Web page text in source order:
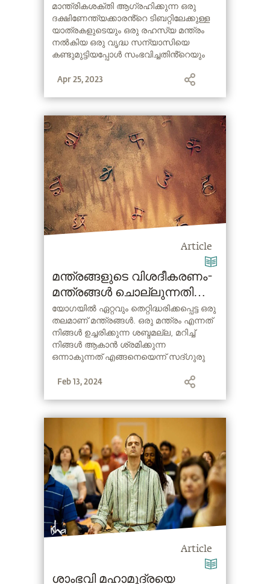
Funny Story of a Man who
learnt a secret mantra
മാന്ത്രികശക്തി ആഗ്രഹിക്കുന്ന ഒരു
ദക്ഷിണേന്ത്യക്കാരൻ്റെ ടിബറ്റിലേക്കുള്ള
യാത്രകളുടെയും ഒരു രഹസ്യ മന്ത്രം
നൽകിയ ഒരു വൃദ്ധ സന്യാസിയെ
കണ്ടുമുട്ടിയപ്പോൾ സംഭവിച്ചതിൻ്റെയും
Apr 25, 2023
Article
മന്ത്രങ്ങളുടെ വിശദീകരണം-
മന്ത്രങ്ങൾ ചൊല്ലുന്നതിന്റെ
ഗുണങ്ങളും അതിനു
പിന്നിലെ ശാസ്ത്രവും
യോഗയിൽ ഏറ്റവും തെറ്റിദ്ധരിക്കപ്പെട്ട ഒരു
തലമാണ് മന്ത്രങ്ങൾ. ഒരു മന്ത്രം എന്നത്
നിങ്ങൾ ഉച്ചരിക്കുന്ന ശബ്ദമല്ല, മറിച്ച്
നിങ്ങൾ ആകാൻ ശ്രമിക്കുന്ന
ഒന്നാകുന്നത് എങ്ങനെയെന്ന് സദ്ഗുരു
Feb 13, 2024
Article
ശാംഭവി മഹാമുദ്രയെ